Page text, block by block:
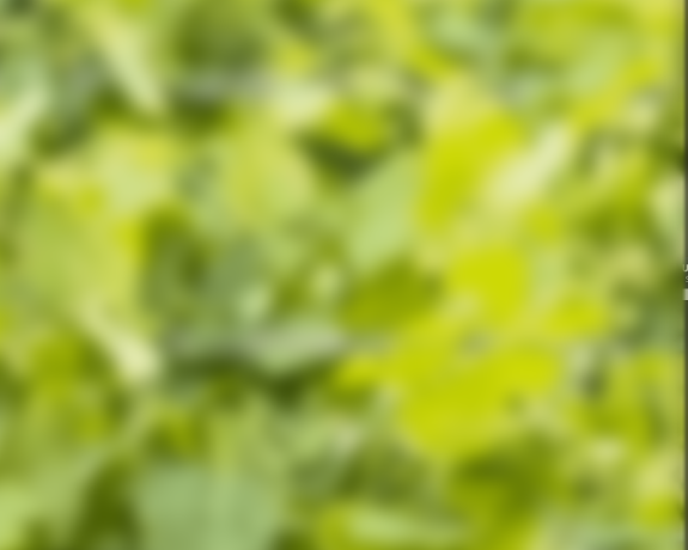
Formas de pagamento
Selos e segurança